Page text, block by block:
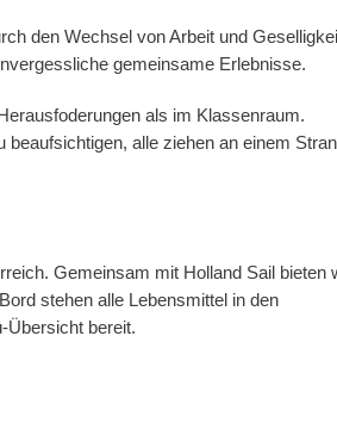
den Wechsel von Arbeit und
gemeinsame Erlebnisse.
als im Klassenraum.
alle ziehen an einem
Gemeinsam mit Holland Sail bieten
stehen alle Lebensmittel in den
Übersicht bereit.